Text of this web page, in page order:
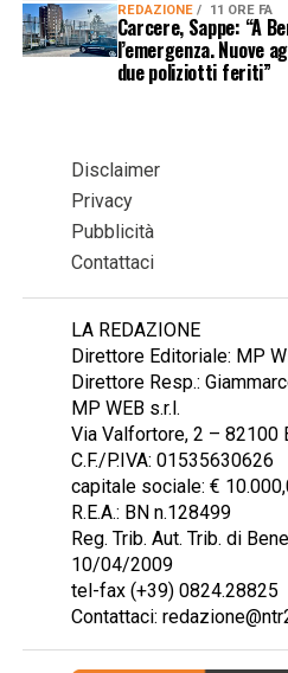
REDAZIONE 11 ORE FA
Carcere, Sappe: “A
l’emergenza. Nuove
due poliziotti feriti”
Disclaimer
Privacy
Pubblicità
Contattaci
LA REDAZIONE
Direttore Editoriale: MP
Direttore Resp.:
MP WEB s.r.l.
Via Valfortore, 2 – 82100
C.F./P.IVA: 01535630626
capitale sociale: €
R.E.A.: BN n.128499
Reg. Trib. Aut. Trib. di
10/04/2009
tel-fax (+39) 0824.28825
Contattaci: